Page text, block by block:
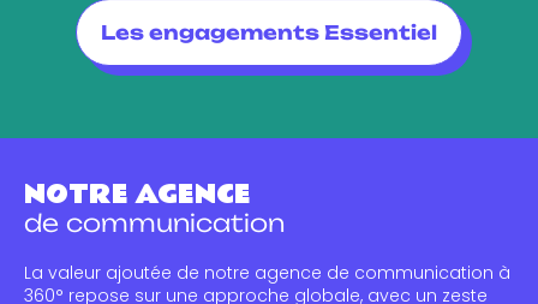
Les engagements Essentiel
NOTRE AGENCE
de communication
La valeur ajoutée de notre agence de communication à
360° repose sur une approche globale, avec un zeste